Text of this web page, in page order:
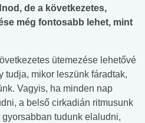
de a következetes,
még fontosabb lehet, mint
ütemezése lehetővé
tudja, mikor leszünk fáradtak,
Vagyis, ha minden nap
a belső cirkadián ritmusunk
tudunk elaludni,